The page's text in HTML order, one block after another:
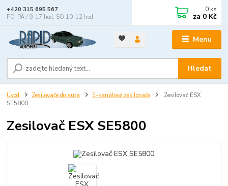
Menu
Hledat
+420 315 695 567
PO-PÁ / 9-17 hod, SO 10-12 hod
0 ks
za 0 Kč
Úvod Zesilovače do auta 5-kanálové zesilovače
Zesilovač ESX
SE5800
Zesilovač ESX SE5800